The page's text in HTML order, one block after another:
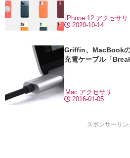
2020-10-14
iPhone 12 アクセサリ
Griffin、MacBook
充電ケーブル「
2016-01-05
Mac アクセサリ
スポンサーリン